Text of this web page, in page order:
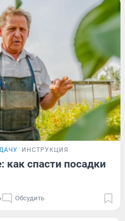
ИНСТРУКЦИЯ
как спасти посадки
Обсудить